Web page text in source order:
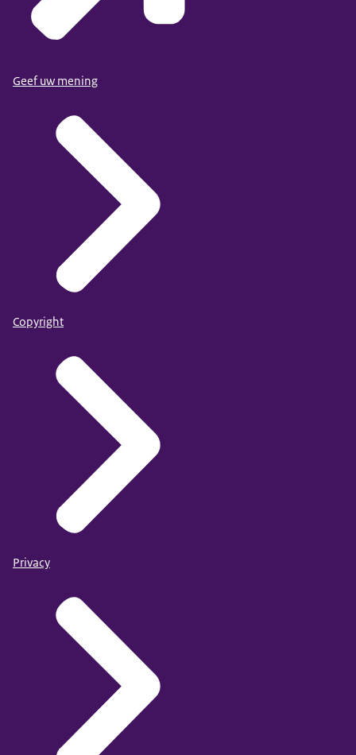
Geef uw mening
Copyright
Privacy